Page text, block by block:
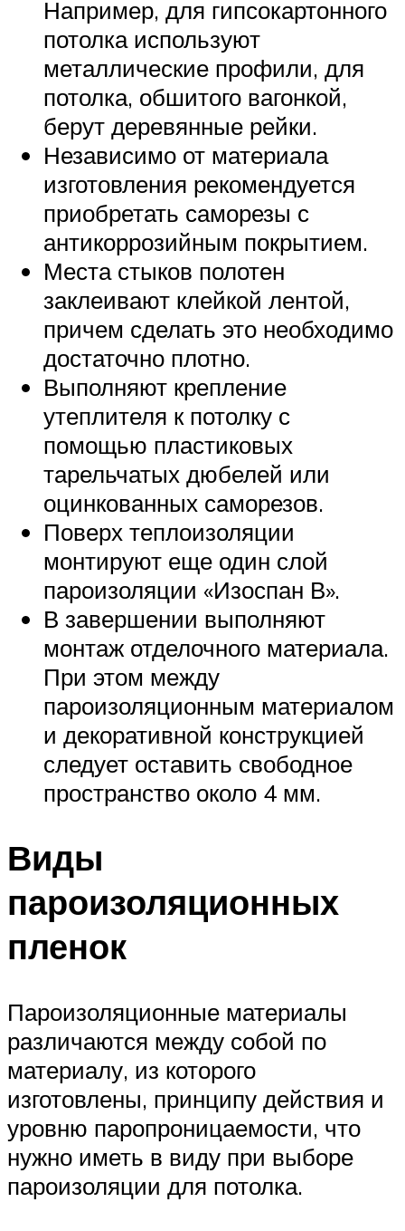
Например, для гипсокартонного
потолка используют
металлические профили, для
потолка, обшитого вагонкой,
берут деревянные рейки.
Независимо от материала
изготовления рекомендуется
приобретать саморезы с
антикоррозийным покрытием.
Места стыков полотен
заклеивают клейкой лентой,
причем сделать это необходимо
достаточно плотно.
Выполняют крепление
утеплителя к потолку с
помощью пластиковых
тарельчатых дюбелей или
оцинкованных саморезов.
Поверх теплоизоляции
монтируют еще один слой
пароизоляции «Изоспан В».
В завершении выполняют
монтаж отделочного материала.
При этом между
пароизоляционным материалом
и декоративной конструкцией
следует оставить свободное
пространство около 4 мм.
Виды
пароизоляционных
пленок
Пароизоляционные материалы
различаются между собой по
материалу, из которого
изготовлены, принципу действия и
уровню паропроницаемости, что
нужно иметь в виду при выборе
пароизоляции для потолка.